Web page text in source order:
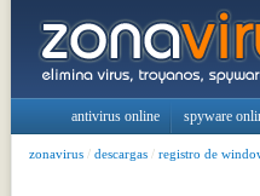
antivirus online spyware
zonavirus / descargas / registro de